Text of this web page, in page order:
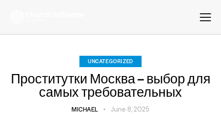
UNCATEGORIZED
Проститутки Москва – выбор для
самых требовательных
MICHAEL June 8, 2025